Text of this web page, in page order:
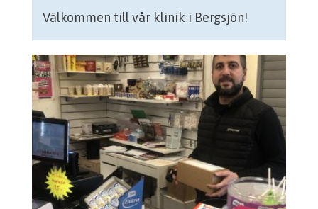
Välkommen till vår klinik i Bergsjön!